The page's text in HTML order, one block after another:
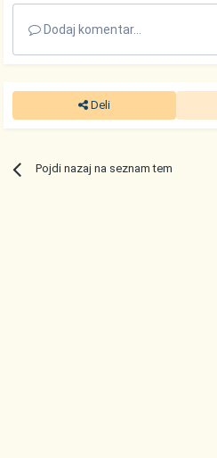
Dodaj komentar...
Deli
Pojdi nazaj na seznam tem